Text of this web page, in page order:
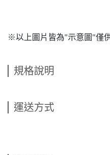
※以上圖片皆為"示意圖"僅
規格說明
運送方式